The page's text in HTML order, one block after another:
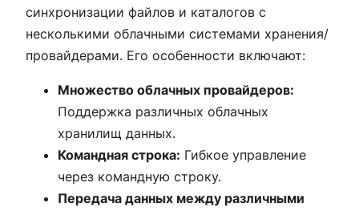
синхронизации файлов и каталогов с
несколькими облачными системами хранения/
провайдерами. Его особенности включают:
Множество облачных провайдеров:
Поддержка различных облачных
хранилищ данных.
Командная строка: Гибкое управление
через командную строку.
Передача данных между различными